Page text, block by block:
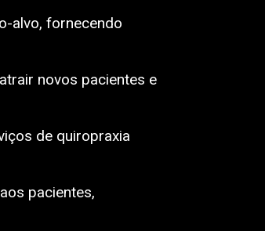
alvo, fornecendo
novos pacientes e
de quiropraxia
pacientes,